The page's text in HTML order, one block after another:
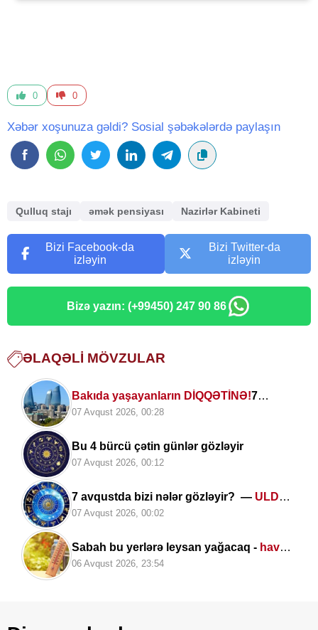
0 0
Xəbər xoşunuza gəldi? Sosial şəbəkələrdə paylaşın
Qulluq stajı əmək pensiyası Nazirlər Kabineti
Bizi Facebook-da
izləyin
Bizi Twitter-da
izləyin
Bizə yazın: (+99450) 247 90 86
ƏLAQƏLI MÖVZULAR
Bakıda yaşayanların DİQQƏTİNƏ!7
avqust 2026-cı il saat 00:00-dan etibarən...
07 Avqust 2026, 00:28
Bu 4 bürcü çətin günlər gözləyir
07 Avqust 2026, 00:12
7 avqustda bizi nələr gözləyir? — ULDUZ
FALI
07 Avqust 2026, 00:02
Sabah bu yerlərə leysan yağacaq - hava
PROQNOZU
06 Avqust 2026, 23:54